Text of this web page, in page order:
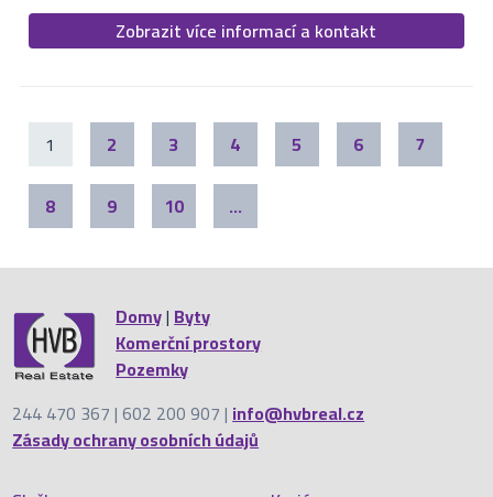
Zobrazit více informací a kontakt
1 2 3 4 5 6
7
8
9 10 ...
Domy|Byty
Komerční prostory
Pozemky
244 470 367 | 602 200 907 |info@hvbreal.cz
Zásady ochrany osobních údajů